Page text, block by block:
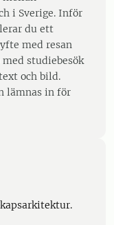
i Sverige. Inför
du ett
med resan
studiebesök
och bild.
lämnas in för